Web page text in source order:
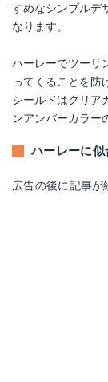
すめなシンプルデ
なります。
ハーレーでツーリ
ってくることを防
シールドはクリア
ンアンバーカラー
ハーレーに
広告の後に記事が